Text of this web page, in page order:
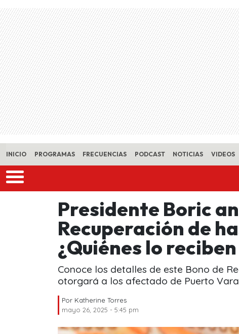
Skip to main content
INICIO PROGRAMAS FRECUENCIAS PODCAST NOTICIAS VIDEOS
Presidente Boric
Recuperación de
¿Quiénes lo
Conoce los detalles de este Bono de
otorgará a los afectado de Puerto
Por Katherine Torres
mayo 26, 2025 - 5:45 pm